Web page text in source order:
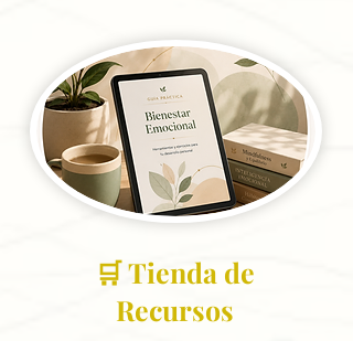
🛒 Tienda de
Recursos